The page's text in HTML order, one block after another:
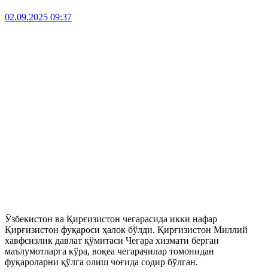
02.09.2025 09:37
Ўзбекистон ва Қирғизистон чегарасида икки нафар
Қирғизистон фуқароси ҳалок бўлди. Қирғизистон Миллий
хавфсизлик давлат қўмитаси Чегара хизмати берган
маълумотларга кўра, воқеа чегарачилар томонидан
фуқароларни қўлга олиш чоғида содир бўлган.